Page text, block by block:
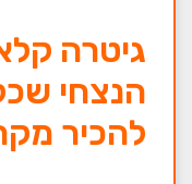
גיטרה
הנצחי
להכיר